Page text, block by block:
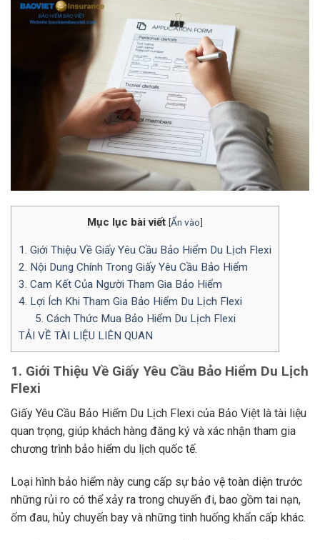
Mục lục bài viết [Ẩn vào]
1. Giới Thiệu Về Giấy Yêu Cầu Bảo Hiểm Du Lịch Flexi
2. Nội Dung Chính Trong Giấy Yêu Cầu Bảo Hiểm
3. Cam Kết Của Người Tham Gia Bảo Hiểm
4. Lợi Ích Khi Tham Gia Bảo Hiểm Du Lịch Flexi
5. Cách Thức Mua Bảo Hiểm Du Lịch Flexi
TẢI VỀ TÀI LIỆU LIÊN QUAN
1. Giới Thiệu Về Giấy Yêu Cầu Bảo Hiểm Du Lịch
Flexi
Giấy Yêu Cầu Bảo Hiểm Du Lịch Flexi của Bảo Việt là tài liệu
quan trọng, giúp khách hàng đăng ký và xác nhận tham gia
chương trình bảo hiểm du lịch quốc tế.
Loại hình bảo hiểm này cung cấp sự bảo vệ toàn diện trước
những rủi ro có thể xảy ra trong chuyến đi, bao gồm tai nạn,
ốm đau, hủy chuyến bay và những tình huống khẩn cấp khác.